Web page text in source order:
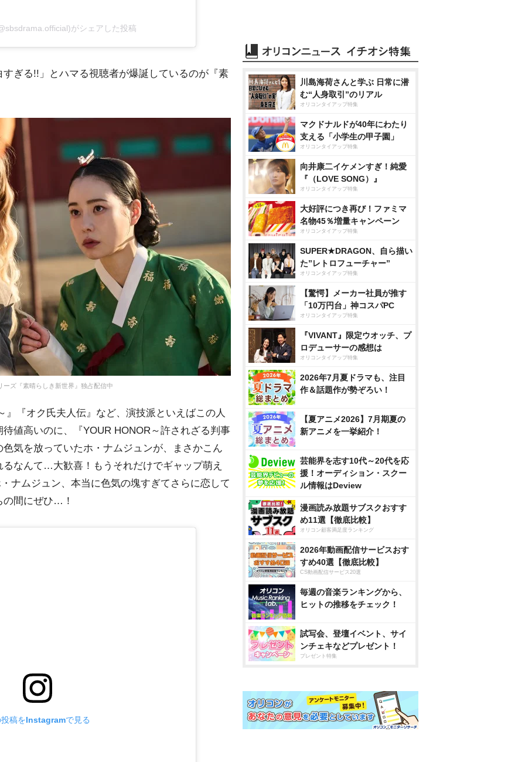
がシェアした投稿
ぎる!!」とハマる視聴者が爆誕しているのが『素
ーズ『素晴らしき新世界』独占配信中
『オク氏夫人伝』など、演技派といえばこの人
値高いのに、『YOUR HONOR～許されざる判事
気を放っていたホ・ナムジュンが、まさかこん
なんて…大歓喜！もうそれだけでギャップ萌え
ナムジュン、本当に色気の塊すぎてさらに恋して
の間にぜひ…！
稿をInstagramで見る
川島海荷さんと学ぶ 日常に潜
む“人身取引”のリアル
オリコンタイアップ特集
マクドナルドが40年にわたり
支える「小学生の甲子園」
オリコンタイアップ特集
向井康二イケメンすぎ！純愛
『（LOVE SONG）』
オリコンタイアップ特集
大好評につき再び！ファミマ
名物45％増量キャンペーン
オリコンタイアップ特集
SUPER★DRAGON、自ら描い
た”レトロフューチャー”
オリコンタイアップ特集
【驚愕】メーカー社員が推す
「10万円台」神コスパPC
オリコンタイアップ特集
『VIVANT』限定ウオッチ、プ
ロデューサーの感想は
オリコンタイアップ特集
2026年7月夏ドラマも、注目
作＆話題作が勢ぞろい！
【夏アニメ2026】7月期夏の
新アニメを一挙紹介！
芸能界を志す10代～20代を応
援！オーディション・スクー
ル情報はDeview
漫画読み放題サブスクおすす
め11選【徹底比較】
オリコン顧客満足度ランキング
2026年動画配信サービスおす
すめ40選【徹底比較】
CS動画配信サービス20選
毎週の音楽ランキングから、
ヒットの推移をチェック！
試写会、登壇イベント、サイ
ンチェキなどプレゼント！
プレゼント特集